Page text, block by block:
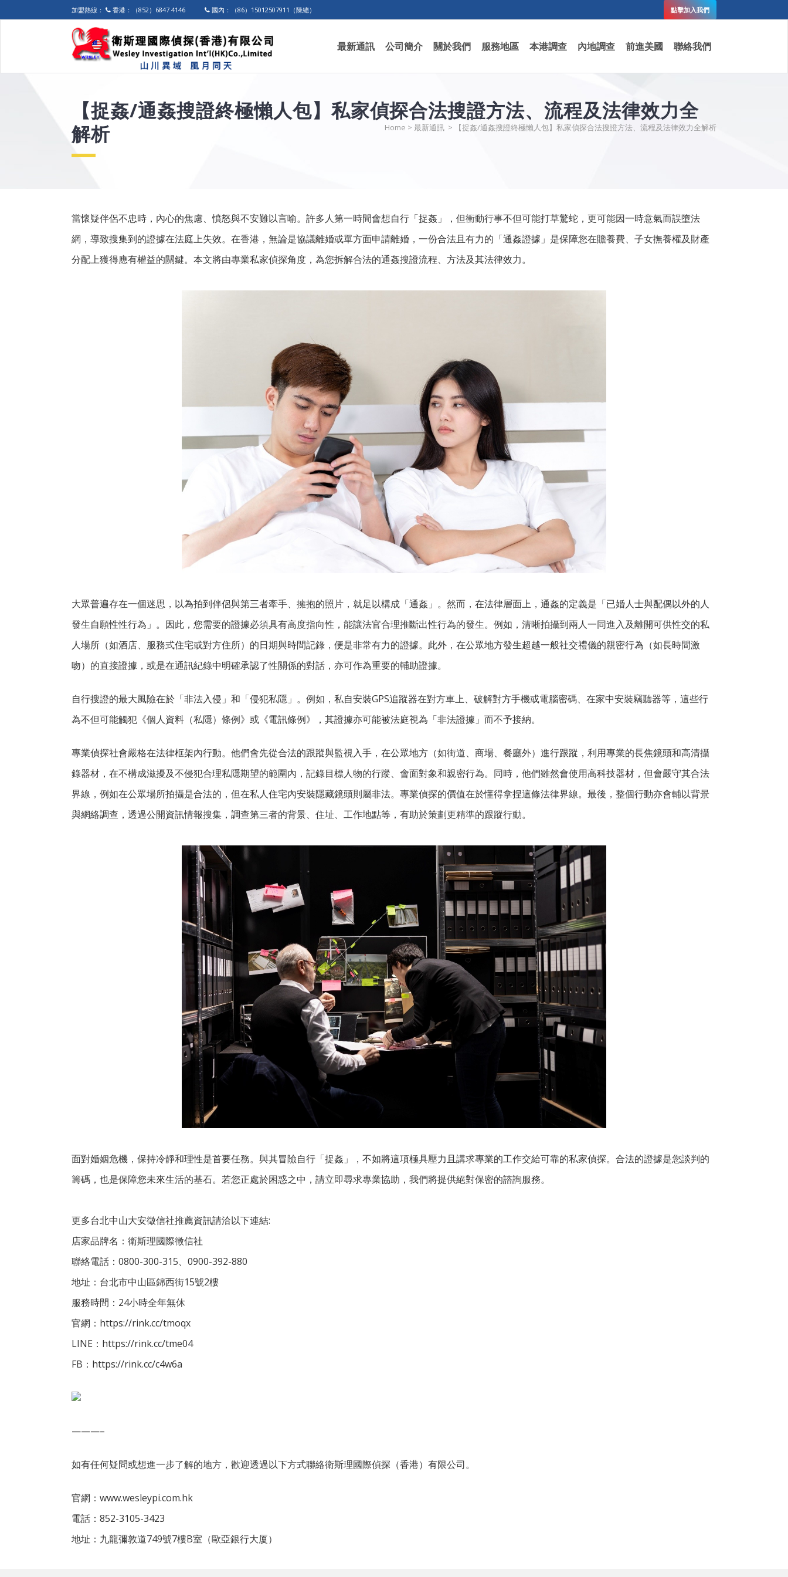
加盟熱線： 香港：（852）6847 4146 國內：（86）15012507911（陳總） 點擊加入我們
最新通訊 公司簡介 關於我們 服務地區 本港調查 內地調查 前進美國 聯絡我們
【捉姦/通姦搜證終極懶人包】私家偵探合法搜證方法、流程及法律效力全
解析
Home > 最新通訊 > 【捉姦/通姦搜證終極懶人包】私家偵探合法搜證方法、流程及法律效力全解析
當懷疑伴侶不忠時，內心的焦慮、憤怒與不安難以言喻。許多人第一時間會想自行「捉姦」，但衝動行事不但可能打草驚蛇，更可能因一時意氣而誤墮法
網，導致搜集到的證據在法庭上失效。在香港，無論是協議離婚或單方面申請離婚，一份合法且有力的「通姦證據」是保障您在贍養費、子女撫養權及財產
分配上獲得應有權益的關鍵。本文將由專業私家偵探角度，為您拆解合法的通姦搜證流程、方法及其法律效力。
大眾普遍存在一個迷思，以為拍到伴侶與第三者牽手、擁抱的照片，就足以構成「通姦」。然而，在法律層面上，通姦的定義是「已婚人士與配偶以外的人
發生自願性性行為」。因此，您需要的證據必須具有高度指向性，能讓法官合理推斷出性行為的發生。例如，清晰拍攝到兩人一同進入及離開可供性交的私
人場所（如酒店、服務式住宅或對方住所）的日期與時間記錄，便是非常有力的證據。此外，在公眾地方發生超越一般社交禮儀的親密行為（如長時間激
吻）的直接證據，或是在通訊紀錄中明確承認了性關係的對話，亦可作為重要的輔助證據。
自行搜證的最大風險在於「非法入侵」和「侵犯私隱」。例如，私自安裝GPS追蹤器在對方車上、破解對方手機或電腦密碼、在家中安裝竊聽器等，這些行
為不但可能觸犯《個人資料（私隱）條例》或《電訊條例》，其證據亦可能被法庭視為「非法證據」而不予接納。
專業偵探社會嚴格在法律框架內行動。他們會先從合法的跟蹤與監視入手，在公眾地方（如街道、商場、餐廳外）進行跟蹤，利用專業的長焦鏡頭和高清攝
錄器材，在不構成滋擾及不侵犯合理私隱期望的範圍內，記錄目標人物的行蹤、會面對象和親密行為。同時，他們雖然會使用高科技器材，但會嚴守其合法
界線，例如在公眾場所拍攝是合法的，但在私人住宅內安裝隱藏鏡頭則屬非法。專業偵探的價值在於懂得拿捏這條法律界線。最後，整個行動亦會輔以背景
與網絡調查，透過公開資訊情報搜集，調查第三者的背景、住址、工作地點等，有助於策劃更精準的跟蹤行動。
面對婚姻危機，保持冷靜和理性是首要任務。與其冒險自行「捉姦」，不如將這項極具壓力且講求專業的工作交給可靠的私家偵探。合法的證據是您談判的
籌碼，也是保障您未來生活的基石。若您正處於困惑之中，請立即尋求專業協助，我們將提供絕對保密的諮詢服務。
更多台北中山大安徵信社推薦資訊請洽以下連結:
店家品牌名：衛斯理國際徵信社
聯絡電話：0800-300-315、0900-392-880
地址：台北市中山區錦西街15號2樓
服務時間：24小時全年無休
官網： https://rink.cc/tmoqx
LINE： https://rink.cc/tme04
FB： https://rink.cc/c4w6a
———–
如有任何疑問或想進一步了解的地方，歡迎透過以下方式聯絡衛斯理國際偵探（香港）有限公司。
官網： www.wesleypi.com.hk
電話： 852-3105-3423
地址：九龍彌敦道749號7樓B室（歐亞銀行大厦）